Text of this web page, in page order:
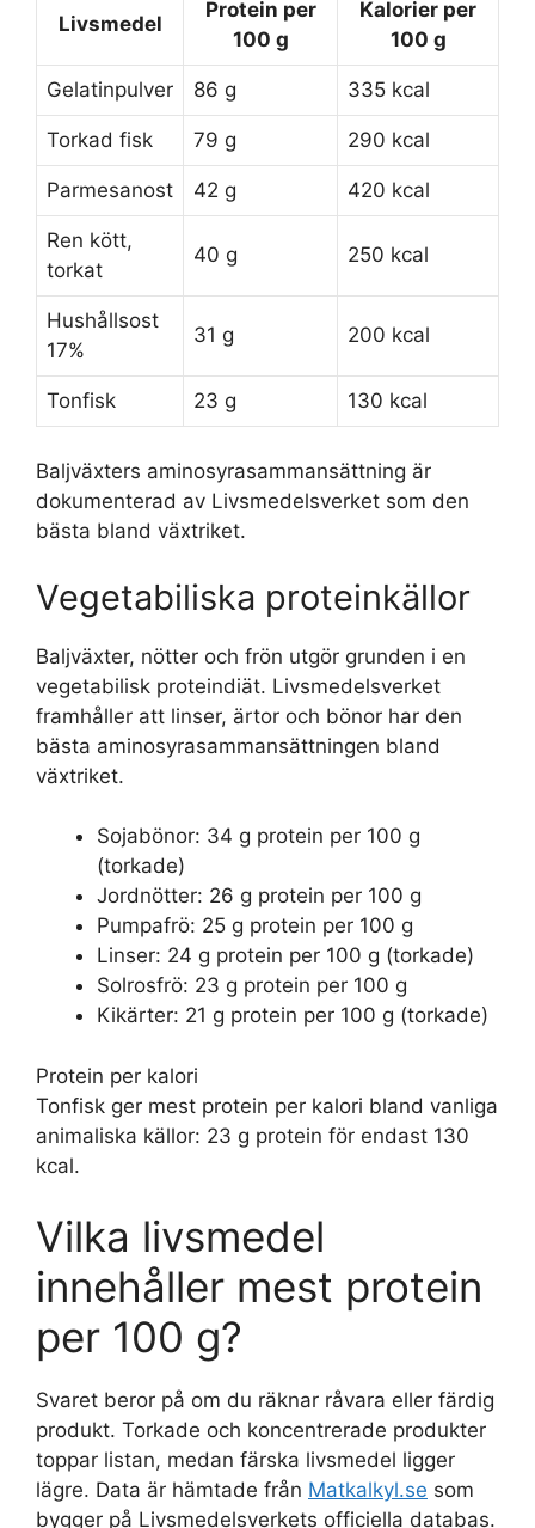
Livsmedel
Protein per
100 g
Kalorier per
100 g
Gelatinpulver 86 g 335 kcal
Torkad fisk 79 g 290 kcal
Parmesanost 42 g 420 kcal
Ren kött,
torkat
40 g 250 kcal
Hushållsost
17%
31 g 200 kcal
Tonfisk 23 g 130 kcal
Baljväxters aminosyrasammansättning är
dokumenterad av Livsmedelsverket som den
bästa bland växtriket.
Vegetabiliska proteinkällor
Baljväxter, nötter och frön utgör grunden i en
vegetabilisk proteindiät. Livsmedelsverket
framhåller att linser, ärtor och bönor har den
bästa aminosyrasammansättningen bland
växtriket.
Sojabönor: 34 g protein per 100 g
(torkade)
Jordnötter: 26 g protein per 100 g
Pumpafrö: 25 g protein per 100 g
Linser: 24 g protein per 100 g (torkade)
Solrosfrö: 23 g protein per 100 g
Kikärter: 21 g protein per 100 g (torkade)
Protein per kalori
Tonfisk ger mest protein per kalori bland vanliga
animaliska källor: 23 g protein för endast 130
kcal.
Vilka livsmedel
innehåller mest protein
per 100 g?
Svaret beror på om du räknar råvara eller färdig
produkt. Torkade och koncentrerade produkter
toppar listan, medan färska livsmedel ligger
lägre. Data är hämtade från Matkalkyl.se som
bygger på Livsmedelsverkets officiella databas.